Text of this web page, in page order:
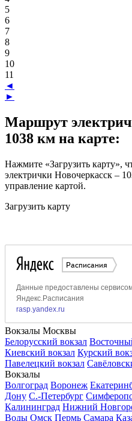
5
6
7
8
9
10
11
◄
►
Маршрут
1038 км на карте:
Нажмите «Загрузить карту»,
электрички Новочеркасск –
управление картой.
Загрузить карту
Вокзалы Москвы
Белорусский вокзал
Киевский вокзал Курский
Павелецкий вокзал
Вокзалы
Волгоград Воронеж
Дону С.-Петербург
Калининград Нижний
Воды Омск Пермь Самара